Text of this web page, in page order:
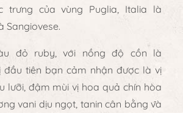
trưng của vùng Puglia, Italia là
Sangiovese.
đỏ ruby, với nồng độ cồn là
đầu tiên bạn cảm nhận được là vị
lưỡi, đậm mùi vị hoa quả chín hòa
vani dịu ngọt, tanin cân bằng và